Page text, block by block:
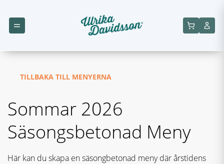
TILLBAKA TILL MENYERNA
Sommar 2026
Säsongsbetonad Meny
Här kan du skapa en säsongbetonad meny där årstidens